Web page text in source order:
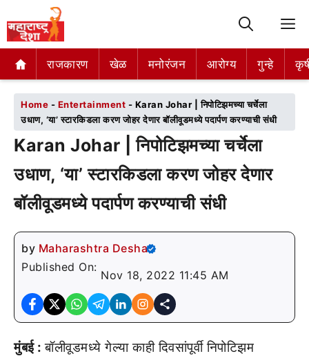
राजकारण खेळ मनोरंजन आरोग्य गुन्हे
राजकारण खेळ मनोरंजन आरोग्य गुन्हे
Home - Entertainment - Karan Johar | निपोटिझमच्या चर्चेला
उधाण, ‘या’ स्टारकिडला करण जोहर देणार बॉलीवूडमध्ये पदार्पण करण्याची संधी
Karan Johar | निपोटिझमच्या चर्चेला
उधाण, ‘या’ स्टारकिडला करण जोहर देणार
बॉलीवूडमध्ये पदार्पण करण्याची संधी
by Maharashtra Desha
Published On:
Nov 18, 2022 11:45 AM
मुंबई :बॉलीवूडमध्ये गेल्या काही दिवसांपूर्वी निपोटिझम